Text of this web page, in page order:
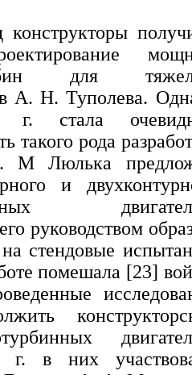
для
А. Н. Туполева.
стала
такого рода
М Люлька
и
руководством
стендовые
помешала [23]
в них